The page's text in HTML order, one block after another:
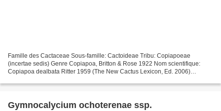
Famille des Cactaceae Sous-famille: Cactoideae Tribu: Copiapoeae
(incertae sedis) Genre Copiapoa, Britton & Rose 1922 Nom scientifique:
Copiapoa dealbata Ritter 1959 (The New Cactus Lexicon, Ed. 2006)
Gymnocalycium ochoterenae ssp.